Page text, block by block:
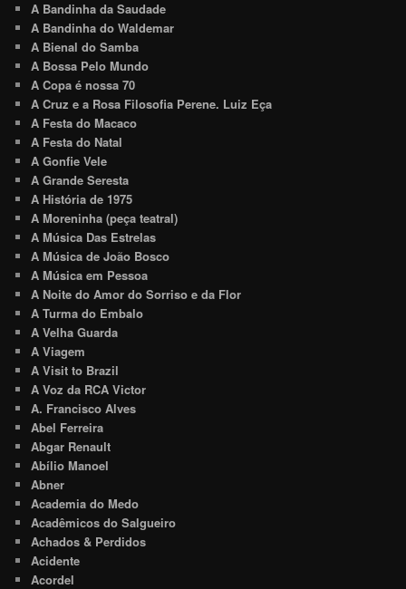
A Bandinha da Saudade
A Bandinha do Waldemar
A Bienal do Samba
A Bossa Pelo Mundo
A Copa é nossa 70
A Cruz e a Rosa Filosofia Perene. Luiz Eça
A Festa do Macaco
A Festa do Natal
A Gonfie Vele
A Grande Seresta
A História de 1975
A Moreninha (peça teatral)
A Música Das Estrelas
A Música de João Bosco
A Música em Pessoa
A Noite do Amor do Sorriso e da Flor
A Turma do Embalo
A Velha Guarda
A Viagem
A Visit to Brazil
A Voz da RCA Victor
A. Francisco Alves
Abel Ferreira
Abgar Renault
Abílio Manoel
Abner
Academia do Medo
Acadêmicos do Salgueiro
Achados & Perdidos
Acidente
Acordel